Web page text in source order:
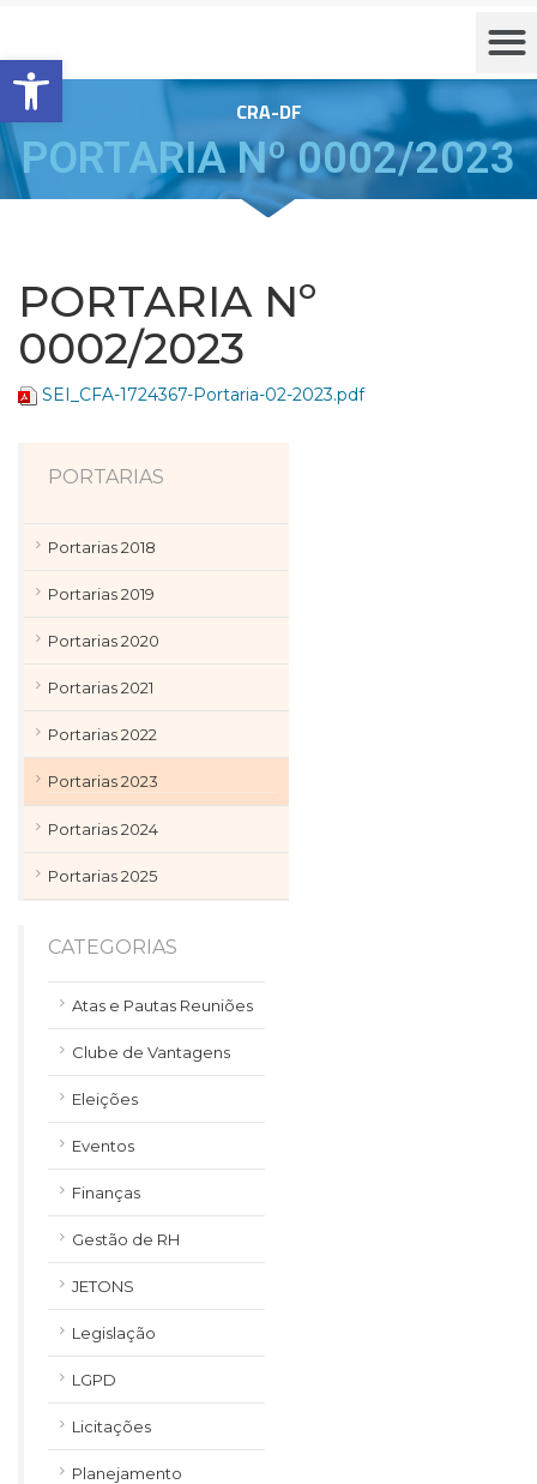
Barra de Ferramentas Aberta
CRA-DF
PORTARIA Nº 0002/2023
PORTARIA Nº
0002/2023
SEI_CFA-1724367-Portaria-02-2023.pdf
PORTARIAS
Portarias 2018
Portarias 2019
Portarias 2020
Portarias 2021
Portarias 2022
Portarias 2023
Portarias 2024
Portarias 2025
CATEGORIAS
Atas e Pautas Reuniões
Clube de Vantagens
Eleições
Eventos
Finanças
Gestão de RH
JETONS
Legislação
LGPD
Licitações
Planejamento